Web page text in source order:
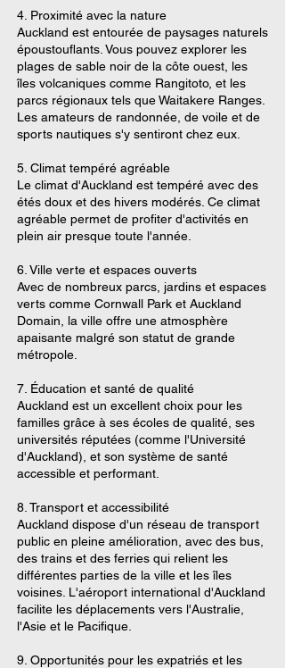
4. Proximité avec la nature
Auckland est entourée de paysages naturels
époustouflants. Vous pouvez explorer les
plages de sable noir de la côte ouest, les
îles volcaniques comme Rangitoto, et les
parcs régionaux tels que Waitakere Ranges.
Les amateurs de randonnée, de voile et de
sports nautiques s'y sentiront chez eux.
5. Climat tempéré agréable
Le climat d'Auckland est tempéré avec des
étés doux et des hivers modérés. Ce climat
agréable permet de profiter d'activités en
plein air presque toute l'année.
6. Ville verte et espaces ouverts
Avec de nombreux parcs, jardins et espaces
verts comme Cornwall Park et Auckland
Domain, la ville offre une atmosphère
apaisante malgré son statut de grande
métropole.
7. Éducation et santé de qualité
Auckland est un excellent choix pour les
familles grâce à ses écoles de qualité, ses
universités réputées (comme l'Université
d'Auckland), et son système de santé
accessible et performant.
8. Transport et accessibilité
Auckland dispose d'un réseau de transport
public en pleine amélioration, avec des bus,
des trains et des ferries qui relient les
différentes parties de la ville et les îles
voisines. L'aéroport international d'Auckland
facilite les déplacements vers l'Australie,
l'Asie et le Pacifique.
9. Opportunités pour les expatriés et les